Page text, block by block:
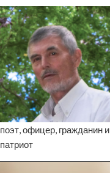
поэт, офицер, гражданин и
патриот